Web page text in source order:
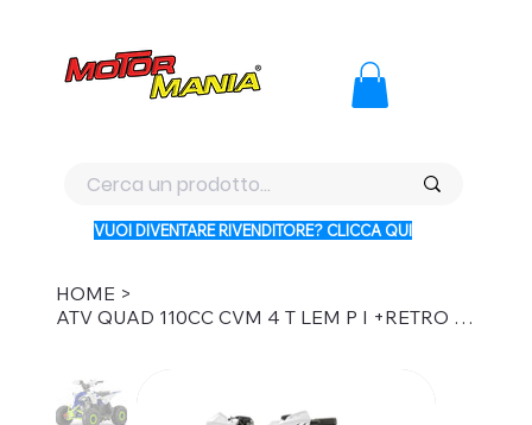
VUOI DIVENTARE RIVENDITORE? CLICCA QUI
HOME >
ATV QUAD 110CC CVM 4 T LEM P I +RETRO MARCIA